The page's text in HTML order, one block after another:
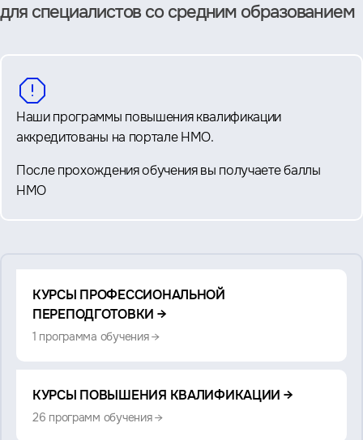
для специалистов со средним образованием
Наши программы повышения квалификации
аккредитованы на портале НМО.
После прохождения обучения вы получаете баллы
НМО
Смотрите
также:
КУРСЫ ПРОФЕССИОНАЛЬНОЙ
ПЕРЕПОДГОТОВКИ →
1 программа обучения →
КУРСЫ ПОВЫШЕНИЯ КВАЛИФИКАЦИИ →
26 программ обучения →